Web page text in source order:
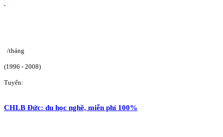
/tháng
(1996 - 2008)
Tuyển:
CHLB Đức: du học nghề, miễn phí 100%